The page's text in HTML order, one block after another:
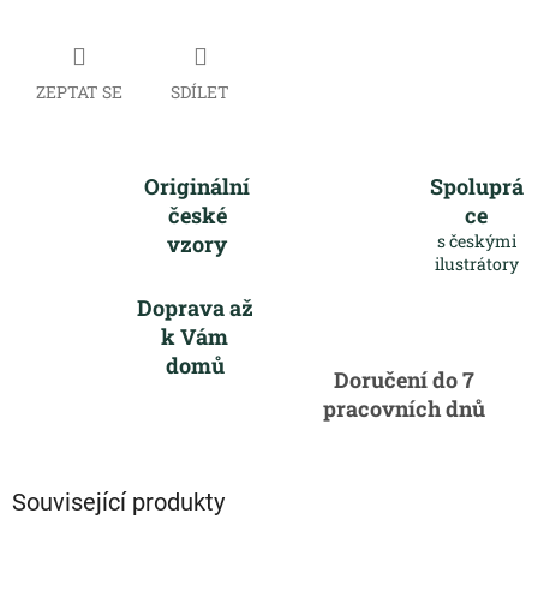
ZEPTAT SE SDÍLET
Originální
české
vzory
Spoluprá
ce
s českými
ilustrátory
Doprava až
k Vám
domů
Doručení do 7
pracovních dnů
Související produkty